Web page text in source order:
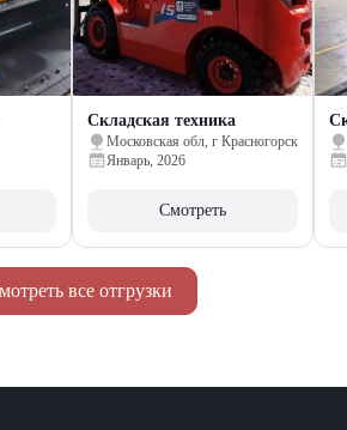
все отгрузки
Складская техника
Московская обл, г Красногорск
Январь, 2026
Смотреть